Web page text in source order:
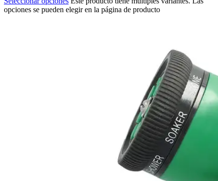
opciones se pueden elegir en la página de producto